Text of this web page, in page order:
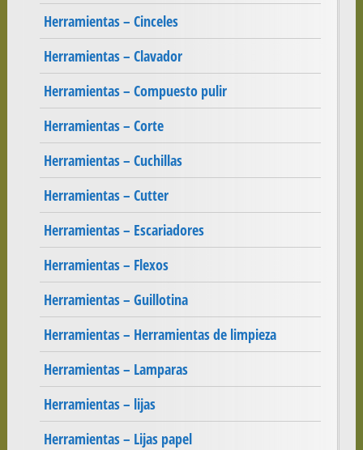
Herramientas – Cinceles
Herramientas – Clavador
Herramientas – Compuesto pulir
Herramientas – Corte
Herramientas – Cuchillas
Herramientas – Cutter
Herramientas – Escariadores
Herramientas – Flexos
Herramientas – Guillotina
Herramientas – Herramientas de limpieza
Herramientas – Lamparas
Herramientas – lijas
Herramientas – Lijas papel